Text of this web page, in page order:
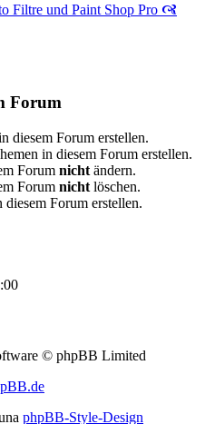
Filtre und Paint Shop Pro 🙧
Forum
diesem Forum erstellen.
in diesem Forum erstellen.
Forum nicht ändern.
Forum nicht löschen.
diesem Forum erstellen.
© phpBB Limited
phpBB-Style-Design